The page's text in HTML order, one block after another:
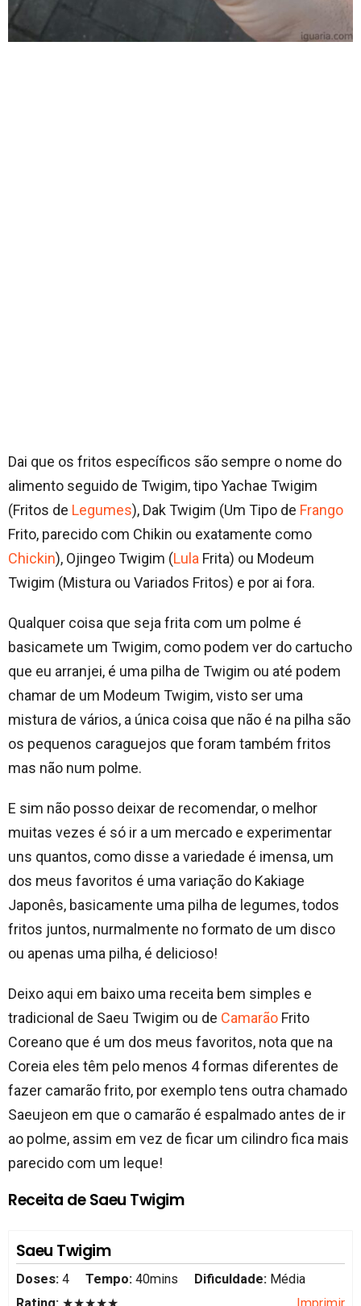
Dai que os fritos específicos são sempre o nome do
alimento seguido de Twigim, tipo Yachae Twigim
(Fritos de Legumes), Dak Twigim (Um Tipo de Frango
Frito, parecido com Chikin ou exatamente como
Chickin), Ojingeo Twigim (Lula Frita) ou Modeum
Twigim (Mistura ou Variados Fritos) e por ai fora.
Qualquer coisa que seja frita com um polme é
basicamete um Twigim, como podem ver do cartucho
que eu arranjei, é uma pilha de Twigim ou até podem
chamar de um Modeum Twigim, visto ser uma
mistura de vários, a única coisa que não é na pilha são
os pequenos caraguejos que foram também fritos
mas não num polme.
E sim não posso deixar de recomendar, o melhor
muitas vezes é só ir a um mercado e experimentar
uns quantos, como disse a variedade é imensa, um
dos meus favoritos é uma variação do Kakiage
Japonês, basicamente uma pilha de legumes, todos
fritos juntos, nurmalmente no formato de um disco
ou apenas uma pilha, é delicioso!
Deixo aqui em baixo uma receita bem simples e
tradicional de Saeu Twigim ou de Camarão Frito
Coreano que é um dos meus favoritos, nota que na
Coreia eles têm pelo menos 4 formas diferentes de
fazer camarão frito, por exemplo tens outra chamado
Saeujeon em que o camarão é espalmado antes de ir
ao polme, assim em vez de ficar um cilindro fica mais
parecido com um leque!
Receita de Saeu Twigim
Saeu Twigim
Doses: 4 Tempo: 40mins Dificuldade: Média